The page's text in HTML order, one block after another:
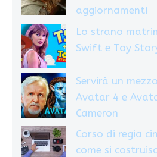
aggiornamenti
Lo strano
Swift e Toy
Servirà un
Avatar 4 e
Cameron
Corso di regia
come si